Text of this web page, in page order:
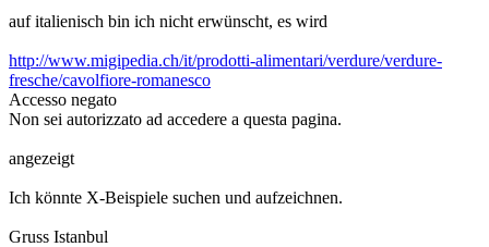
auf italienisch bin ich nicht erwünscht, es wird
http://www.migipedia.ch/it/prodotti-alimentari/verdure/verdure-
fresche/cavolfiore-romanesco
Accesso negato
Non sei autorizzato ad accedere a questa pagina.
angezeigt
Ich könnte X-Beispiele suchen und aufzeichnen.
Gruss Istanbul